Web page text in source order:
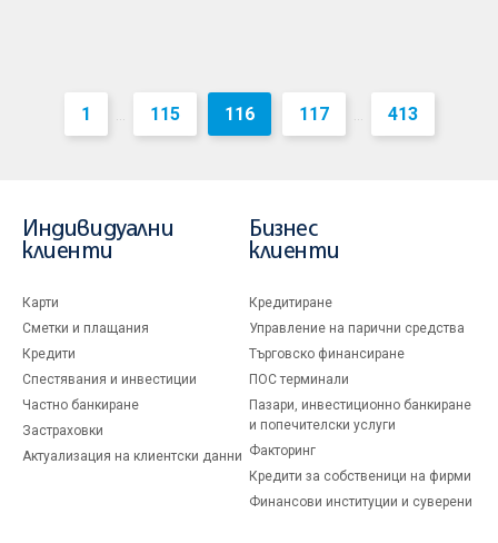
1 ... 115 116 117 ... 413
Индивидуални
клиенти
Карти
Сметки и плащания
Кредити
Спестявания и инвестиции
Частно банкиране
Застраховки
Актуализация на клиентски данни
Бизнес
клиенти
Кредитиране
Управление на парични средства
Търговско финансиране
ПОС терминали
Пазари, инвестиционно банкиране
и попечителски услуги
Факторинг
Кредити за собственици на фирми
Финансови институции и суверени